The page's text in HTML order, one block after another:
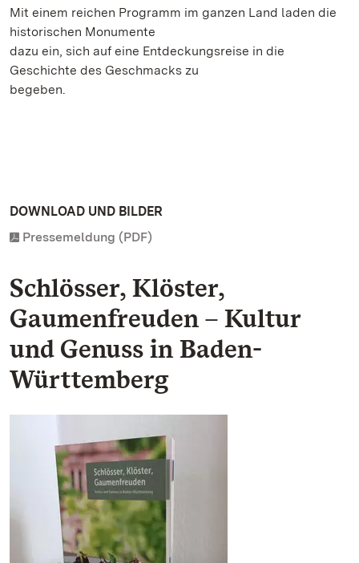
Mit einem reichen Programm im ganzen Land laden die
historischen Monumente
dazu ein, sich auf eine Entdeckungsreise in die
Geschichte des Geschmacks zu
begeben.
DOWNLOAD UND BILDER
Pressemeldung (PDF)
Schlösser, Klöster,
Gaumenfreuden – Kultur
und Genuss in Baden-
Württemberg